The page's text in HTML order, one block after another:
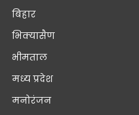
बिहार
भिक्यासैण
भीमताल
मध्य प्रदेश
मनोरंजन